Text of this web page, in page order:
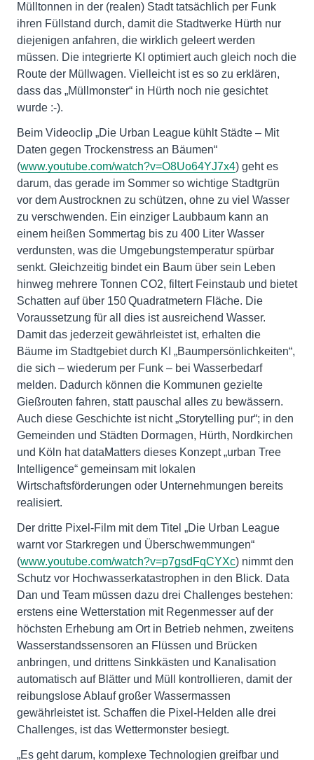
Mülltonnen in der (realen) Stadt tatsächlich per Funk
ihren Füllstand durch, damit die Stadtwerke Hürth nur
diejenigen anfahren, die wirklich geleert werden
müssen. Die integrierte KI optimiert auch gleich noch die
Route der Müllwagen. Vielleicht ist es so zu erklären,
dass das „Müllmonster“ in Hürth noch nie gesichtet
wurde :-).
Beim Videoclip „Die Urban League kühlt Städte – Mit
Daten gegen Trockenstress an Bäumen“
(www.youtube.com/watch?v=O8Uo64YJ7x4) geht es
darum, das gerade im Sommer so wichtige Stadtgrün
vor dem Austrocknen zu schützen, ohne zu viel Wasser
zu verschwenden. Ein einziger Laubbaum kann an
einem heißen Sommertag bis zu 400 Liter Wasser
verdunsten, was die Umgebungstemperatur spürbar
senkt. Gleichzeitig bindet ein Baum über sein Leben
hinweg mehrere Tonnen CO2, filtert Feinstaub und bietet
Schatten auf über 150 Quadratmetern Fläche. Die
Voraussetzung für all dies ist ausreichend Wasser.
Damit das jederzeit gewährleistet ist, erhalten die
Bäume im Stadtgebiet durch KI „Baumpersönlichkeiten“,
die sich – wiederum per Funk – bei Wasserbedarf
melden. Dadurch können die Kommunen gezielte
Gießrouten fahren, statt pauschal alles zu bewässern.
Auch diese Geschichte ist nicht „Storytelling pur“; in den
Gemeinden und Städten Dormagen, Hürth, Nordkirchen
und Köln hat dataMatters dieses Konzept „urban Tree
Intelligence“ gemeinsam mit lokalen
Wirtschaftsförderungen oder Unternehmungen bereits
realisiert.
Der dritte Pixel-Film mit dem Titel „Die Urban League
warnt vor Starkregen und Überschwemmungen“
(www.youtube.com/watch?v=p7gsdFqCYXc) nimmt den
Schutz vor Hochwasserkatastrophen in den Blick. Data
Dan und Team müssen dazu drei Challenges bestehen:
erstens eine Wetterstation mit Regenmesser auf der
höchsten Erhebung am Ort in Betrieb nehmen, zweitens
Wasserstandssensoren an Flüssen und Brücken
anbringen, und drittens Sinkkästen und Kanalisation
automatisch auf Blätter und Müll kontrollieren, damit der
reibungslose Ablauf großer Wassermassen
gewährleistet ist. Schaffen die Pixel-Helden alle drei
Challenges, ist das Wettermonster besiegt.
„Es geht darum, komplexe Technologien greifbar und